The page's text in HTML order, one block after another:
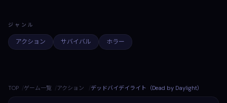
ジャンル
アクション サバイバル ホラー
TOP ゲーム一覧 アクション デッドバイデイライト（Dead by Daylight）